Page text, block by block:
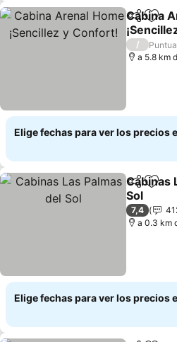
Compartir
Cabina
/
a 5.8 km
Elige fechas para ver los precios
Compartir
Cabinas
Sol
7,4
a 0.3 km
Elige fechas para ver los precios